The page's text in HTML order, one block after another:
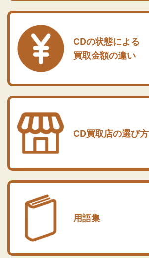
CDの状態による
買取金額の違い
CD買取店の選び方
用語集